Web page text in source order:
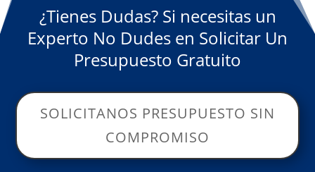
¿Tienes Dudas? Si necesitas un
Experto No Dudes en Solicitar Un
Presupuesto Gratuito
SOLICITANOS PRESUPUESTO SIN
COMPROMISO